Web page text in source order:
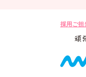
採用ご担